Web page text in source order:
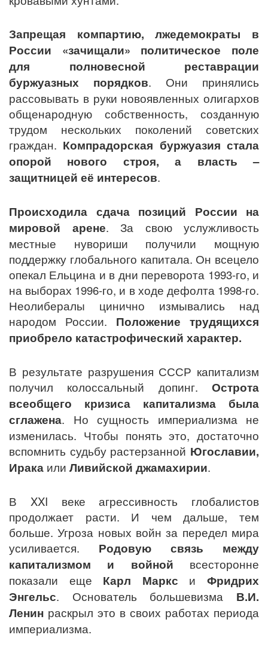
Запрещая компартию, лжедемократы в
России «зачищали» политическое поле
для полновесной реставрации
буржуазных порядков. Они принялись
рассовывать в руки новоявленных олигархов
общенародную собственность, созданную
трудом нескольких поколений советских
граждан. Компрадорская буржуазия стала
опорой нового строя, а власть –
защитницей её интересов.
Происходила сдача позиций России на
мировой арене. За свою услужливость
местные нувориши получили мощную
поддержку глобального капитала. Он всецело
опекал Ельцина и в дни переворота 1993-го, и
на выборах 1996-го, и в ходе дефолта 1998-го.
Неолибералы цинично измывались над
народом России. Положение трудящихся
приобрело катастрофический характер.
В результате разрушения СССР капитализм
получил колоссальный допинг. Острота
всеобщего кризиса капитализма была
сглажена. Но сущность империализма не
изменилась. Чтобы понять это, достаточно
вспомнить судьбу растерзанной Югославии,
Ирака или Ливийской джамахирии.
В XXI веке агрессивность глобалистов
продолжает расти. И чем дальше, тем
больше. Угроза новых войн за передел мира
усиливается. Родовую связь между
капитализмом и войной всесторонне
показали еще Карл Маркс и Фридрих
Энгельс. Основатель большевизма В.И.
Ленин раскрыл это в своих работах периода
империализма.